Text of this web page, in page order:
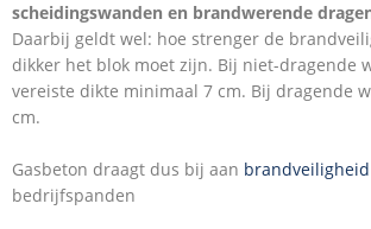
scheidingswanden en brandwerende
Daarbij geldt wel: hoe strenger de
dikker het blok moet zijn. Bij niet-dragende
vereiste dikte minimaal 7 cm. Bij dragende
cm.
Gasbeton draagt dus bij aan brandveiligheid
bedrijfspanden